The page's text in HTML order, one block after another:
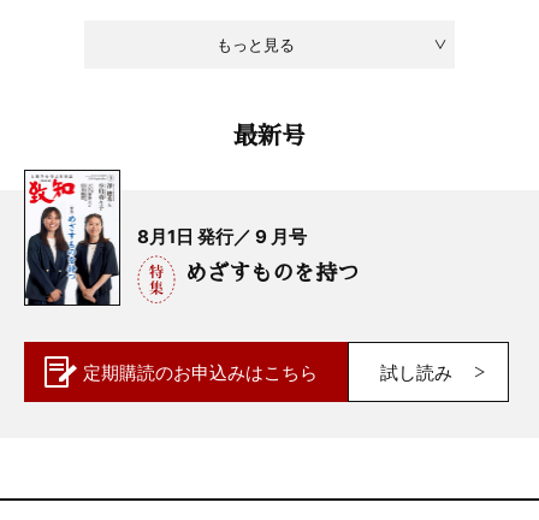
もっと見る
最新号
8月1日 発行／ 9 月号
めざすものを持つ
定期購読のお申込みはこちら 試し読み